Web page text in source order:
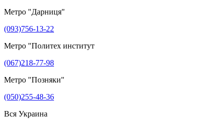
Метро "Дарниця"
(093)756-13-22
Метро "Политех институт
(067)218-77-98
Метро "Позняки"
(050)255-48-36
Вся Украина